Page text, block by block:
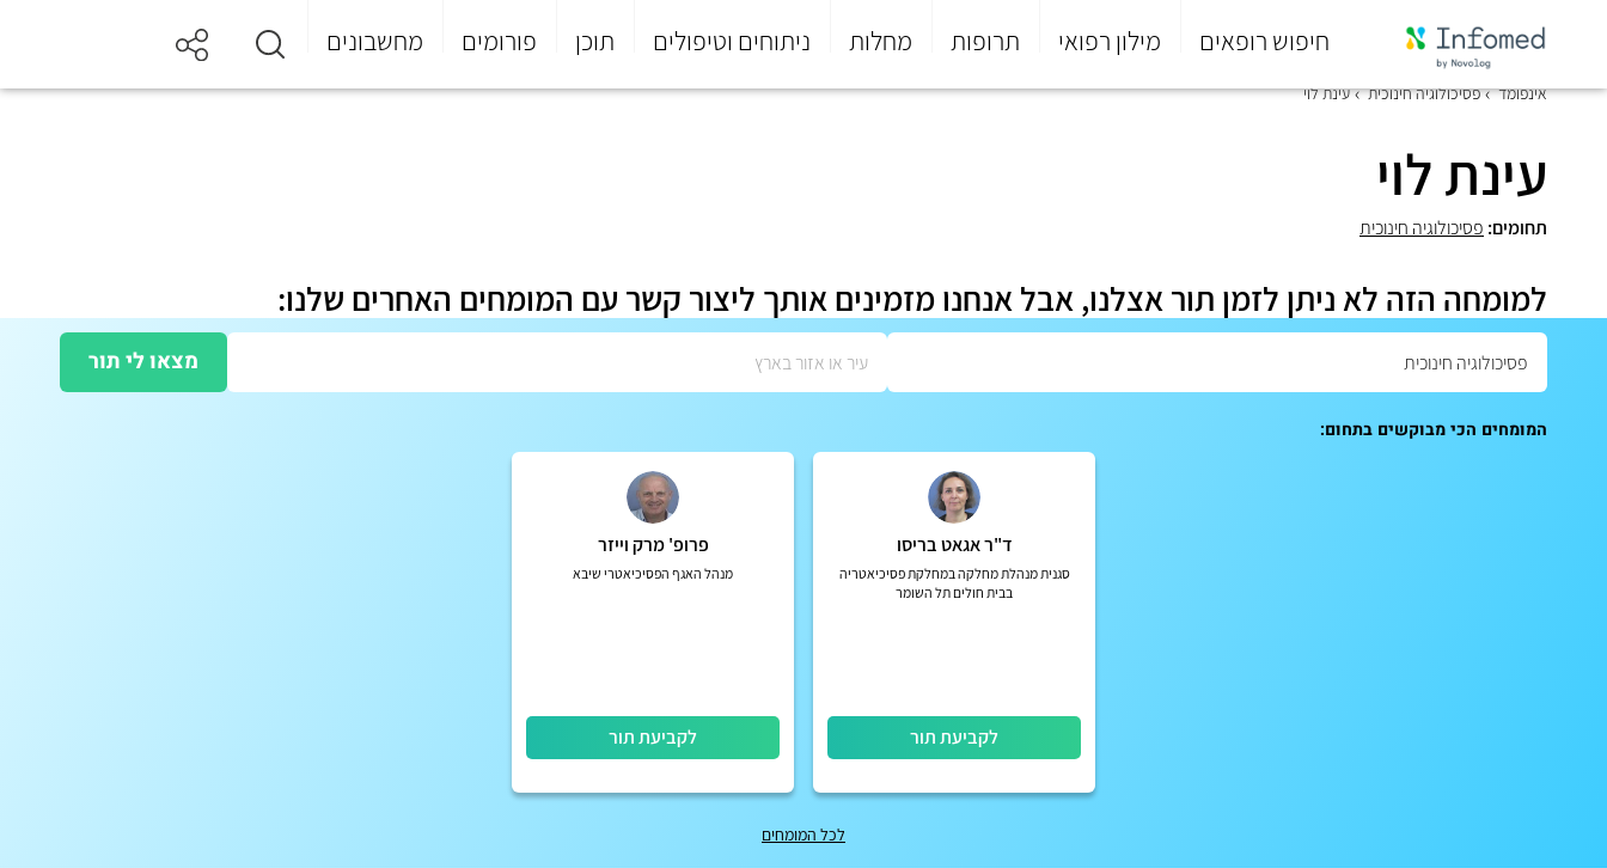
חיפוש רופאים מילון רפואי תרופות מחלות ניתוחים וטיפולים תוכן פורומים מחשבונים
סוף
אינפומד פסיכולוגיה חינוכית עינת לוי
עינת לוי
תחומים: פסיכולוגיה חינוכית
למומחה הזה לא ניתן לזמן תור אצלנו, אבל אנחנו מזמינים אותך ליצור קשר עם המומחים האחרים שלנו:
מצאו לי תור
המומחים הכי מבוקשים בתחום:
ד"ר אגאט בריסו
סגנית מנהלת מחלקה במחלקת פסיכיאטריה
בבית חולים תל השומר
לקביעת תור
פרופ' מרק וייזר
מנהל האגף הפסיכיאטרי שיבא
לקביעת תור
לכל המומחים